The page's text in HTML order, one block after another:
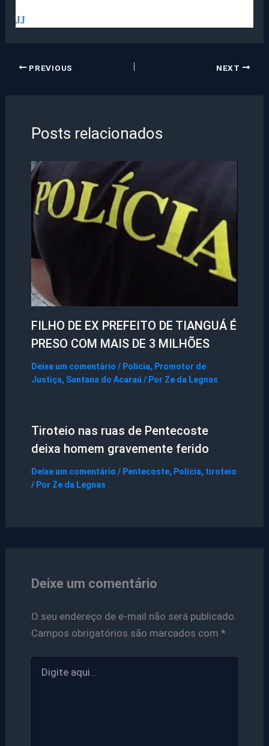
JJ
PREVIOUS NEXT
Posts relacionados
FILHO DE EX PREFEITO DE TIANGUÁ É
PRESO COM MAIS DE 3 MILHÕES
Deixe um comentário / Polícia, Promotor de
Justiça, Santana do Acaraú / Por Ze da Legnas
Tiroteio nas ruas de Pentecoste
deixa homem gravemente ferido
Deixe um comentário / Pentecoste, Polícia, tiroteio
/ Por Ze da Legnas
Deixe um comentário
O seu endereço de e-mail não será publicado.
Campos obrigatórios são marcados com *
aqui...